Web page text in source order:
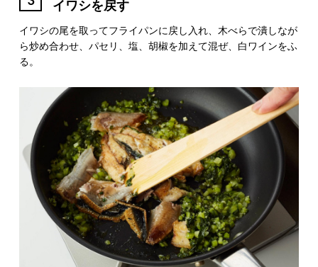
イワシを戻す
イワシの尾を取ってフライパンに戻し入れ、木べらで潰しなが
ら炒め合わせ、パセリ、塩、胡椒を加えて混ぜ、白ワインをふ
る。